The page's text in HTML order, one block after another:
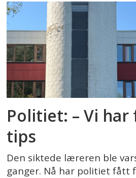
Politiet: – Vi
tips
Den siktede læreren ble
ganger. Nå har politiet fått